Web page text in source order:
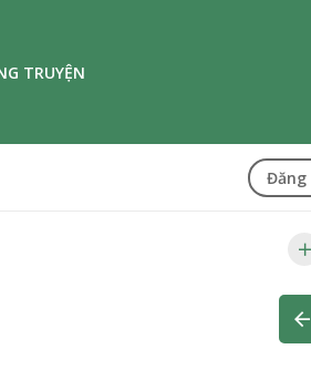
TRUYỆN
Đăng